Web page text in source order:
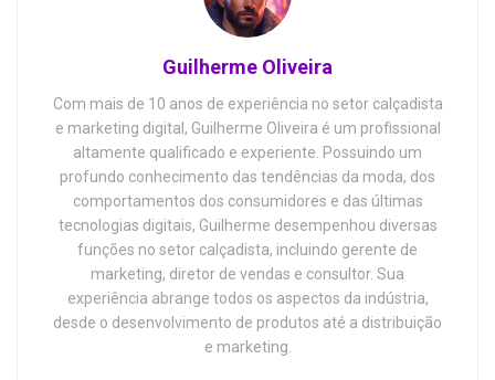
Guilherme Oliveira
Com mais de 10 anos de experiência no setor calçadista
e marketing digital, Guilherme Oliveira é um profissional
altamente qualificado e experiente. Possuindo um
profundo conhecimento das tendências da moda, dos
comportamentos dos consumidores e das últimas
tecnologias digitais, Guilherme desempenhou diversas
funções no setor calçadista, incluindo gerente de
marketing, diretor de vendas e consultor. Sua
experiência abrange todos os aspectos da indústria,
desde o desenvolvimento de produtos até a distribuição
e marketing.